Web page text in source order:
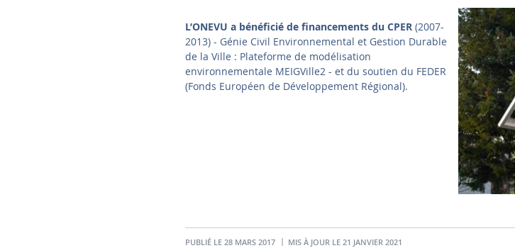
L’ONEVU a bénéficié de financements du CPER (2007-
2013) - Génie Civil Environnemental et Gestion Durable
de la Ville : Plateforme de modélisation
environnementale MEIGVille2 - et du soutien du FEDER
(Fonds Européen de Développement Régional).
PUBLIÉ LE 28 MARS 2017 MIS À JOUR LE 21 JANVIER 2021